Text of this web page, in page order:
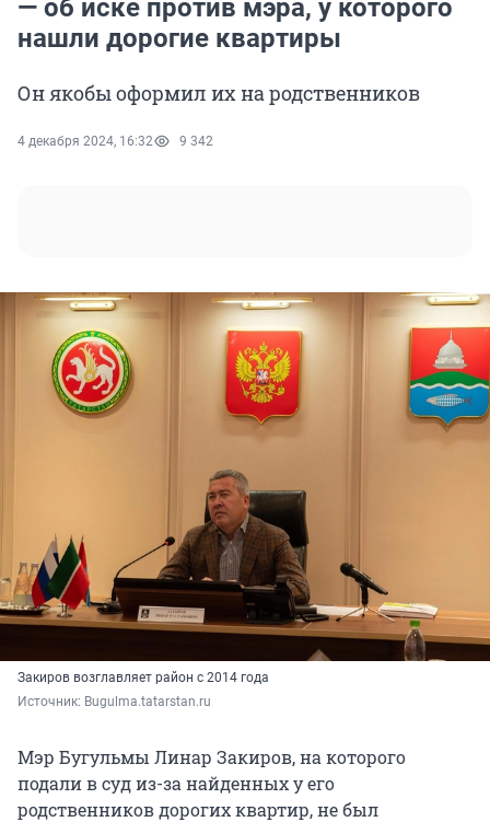
— об иске против мэра, у которого
нашли дорогие квартиры
Он якобы оформил их на родственников
4 декабря 2024, 16:32 9 342
Закиров возглавляет район с 2014 года
Источник: Bugulma.tatarstan.ru
Мэр Бугульмы Линар Закиров, на которого
подали в суд из-за найденных у его
родственников дорогих квартир, не был